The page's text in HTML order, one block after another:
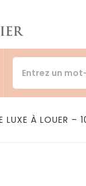
LUXE À LOUER –